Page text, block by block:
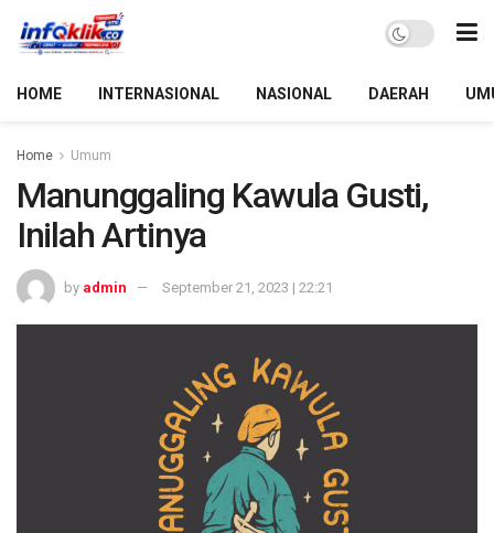
HOME INTERNASIONAL NASIONAL DAERAH
Home Umum
Manunggaling Kawula Gusti,
Inilah Artinya
by admin September 21, 2023 | 22:21